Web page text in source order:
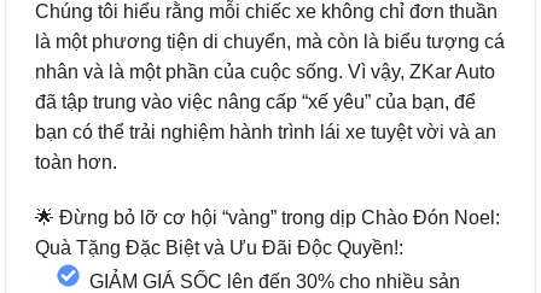
Chúng tôi hiểu rằng mỗi chiếc xe không chỉ đơn thuần
là một phương tiện di chuyển, mà còn là biểu tượng cá
nhân và là một phần của cuộc sống. Vì vậy, ZKar Auto
đã tập trung vào việc nâng cấp “xế yêu” của bạn, để
bạn có thể trải nghiệm hành trình lái xe tuyệt vời và an
toàn hơn.
🌟 Đừng bỏ lỡ cơ hội “vàng” trong dịp Chào Đón Noel:
Quà Tặng Đặc Biệt và Ưu Đãi Độc Quyền!:
GIẢM GIÁ SỐC lên đến 30% cho nhiều sản